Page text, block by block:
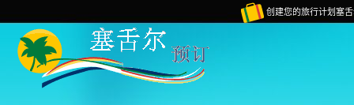
创建您的旅行计划塞